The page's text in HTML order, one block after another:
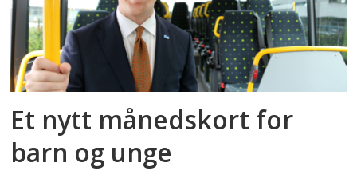
Et nytt månedskort for
barn og unge